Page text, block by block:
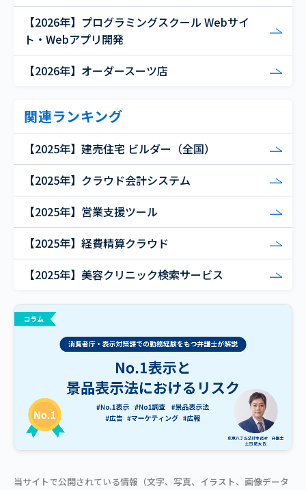
【2026年】プログラミングスクール Webサイ
ト・Webアプリ開発
【2026年】オーダースーツ店
関連ランキング
【2025年】建売住宅 ビルダー（全国）
【2025年】クラウド会計システム
【2025年】営業支援ツール
【2025年】経費精算クラウド
【2025年】美容クリニック検索サービス
当サイトで公開されている情報（文字、写真、イラスト、画像データ